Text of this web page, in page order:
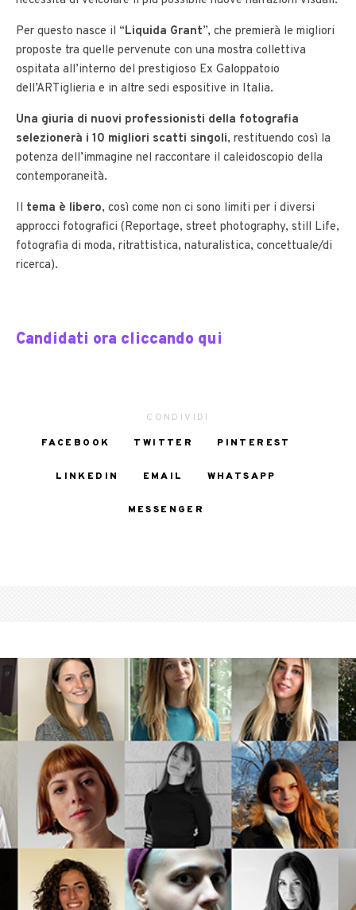
Per questo nasce il “Liquida Grant”, che premierà le migliori
proposte tra quelle pervenute con una mostra collettiva
ospitata all’interno del prestigioso Ex Galoppatoio
dell’ARTiglieria e in altre sedi espositive in Italia.
Una giuria di nuovi professionisti della fotografia
selezionerà i 10 migliori scatti singoli, restituendo così la
potenza dell’immagine nel raccontare il caleidoscopio della
contemporaneità.
Il tema è libero, così come non ci sono limiti per i diversi
approcci fotografici (Reportage, street photography, still Life,
fotografia di moda, ritrattistica, naturalistica, concettuale/di
ricerca).
Candidati ora cliccando qui
CONDIVIDI
FACEBOOK
TWITTER PINTEREST
LINKEDIN EMAIL WHATSAPP
MESSENGER